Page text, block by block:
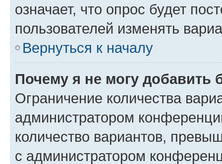
означает, что опрос будет
пользователей изменять
Вернуться к началу
Почему я не могу добавить
Ограничение количества
администратором
количество вариантов,
с администратором